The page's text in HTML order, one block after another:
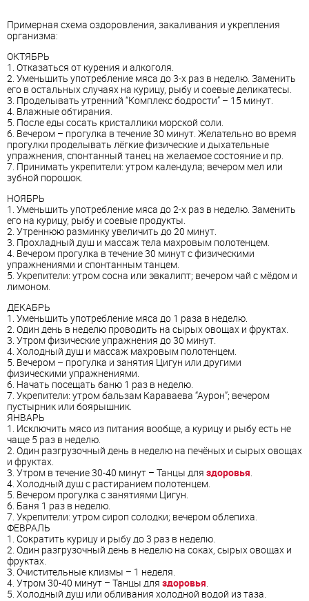
Примерная схема оздоровления, закаливания и укрепления
организма:
ОКТЯБРЬ
1. Отказаться от курения и алкоголя.
2. Уменьшить употребление мяса до 3-х раз в неделю. Заменить
его в остальных случаях на курицу, рыбу и соевые деликатесы.
3. Проделывать утренний “Комплекс бодрости” – 15 минут.
4. Влажные обтирания.
5. После еды сосать кристаллики морской соли.
6. Вечером – прогулка в течение 30 минут. Желательно во время
прогулки проделывать лёгкие физические и дыхательные
упражнения, спонтанный танец на желаемое состояние и пр.
7. Принимать укрепители: утром календула; вечером мел или
зубной порошок.
НОЯБРЬ
1. Уменьшить употребление мяса до 2-х раз в неделю. Заменить
его на курицу, рыбу и соевые продукты.
2. Утреннюю разминку увеличить до 20 минут.
3. Прохладный душ и массаж тела махровым полотенцем.
4. Вечером прогулка в течение 30 минут с физическими
упражнениями и спонтанным танцем.
5. Укрепители: утром сосна или эвкалипт; вечером чай с мёдом и
лимоном.
ДЕКАБРЬ
1. Уменьшить употребление мяса до 1 раза в неделю.
2. Один день в неделю проводить на сырых овощах и фруктах.
3. Утром физические упражнения до 30 минут.
4. Холодный душ и массаж махровым полотенцем.
5. Вечером – прогулка и занятия Цигун или другими
физическими упражнениями.
6. Начать посещать баню 1 раз в неделю.
7. Укрепители: утром бальзам Караваева “Аурон”; вечером
пустырник или боярышник.
ЯНВАРЬ
1. Исключить мясо из питания вообще, а курицу и рыбу есть не
чаще 5 раз в неделю.
2. Один разгрузочный день в неделю на печёных и сырых овощах
и фруктах.
3. Утром в течение 30-40 минут – Танцы для здоровья.
4. Холодный душ с растиранием полотенцем.
5. Вечером прогулка с занятиями Цигун.
6. Баня 1 раз в неделю.
7. Укрепители: утром сироп солодки; вечером облепиха.
ФЕВРАЛЬ
1. Сократить курицу и рыбу до 3 раз в неделю.
2. Один разгрузочный день в неделю на соках, сырых овощах и
фруктах.
3. Очистительные клизмы – 1 неделя.
4. Утром 30-40 минут – Танцы для здоровья.
5. Холодный душ или обливания холодной водой из таза.